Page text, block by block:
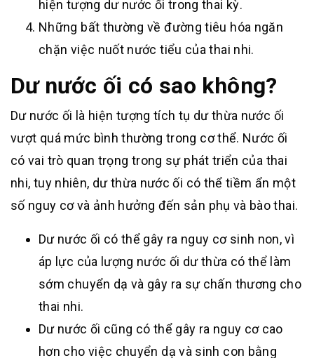
hiện tượng dư nước ối trong thai kỳ.
Những bất thường về đường tiêu hóa ngăn
chặn việc nuốt nước tiểu của thai nhi.
Dư nước ối có sao không?
Dư nước ối là hiện tượng tích tụ dư thừa nước ối
vượt quá mức bình thường trong cơ thể. Nước ối
có vai trò quan trọng trong sự phát triển của thai
nhi, tuy nhiên, dư thừa nước ối có thể tiềm ẩn một
số nguy cơ và ảnh hưởng đến sản phụ và bào thai.
Dư nước ối có thể gây ra nguy cơ sinh non, vì
áp lực của lượng nước ối dư thừa có thể làm
sớm chuyển dạ và gây ra sự chấn thương cho
thai nhi.
Dư nước ối cũng có thể gây ra nguy cơ cao
hơn cho việc chuyển dạ và sinh con bằng